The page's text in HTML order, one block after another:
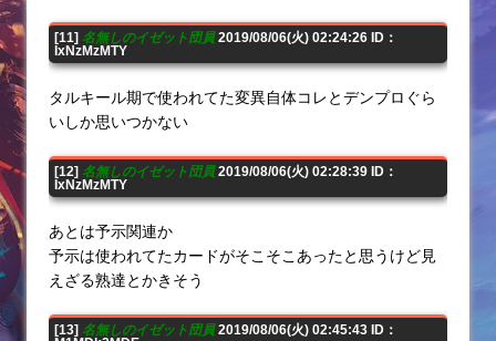
[11] 名無しのイゼット団員2019/08/06(火) 02:24:26 ID：
IxNzMzMTY
タルキール期で使われてた変異自体コレとデンプロぐら
いしか思いつかない
[12] 名無しのイゼット団員2019/08/06(火) 02:28:39 ID：
IxNzMzMTY
あとは予示関連か
予示は使われてたカードがそこそこあったと思うけど見
えざる熟達とかきそう
[13] 名無しのイゼット団員2019/08/06(火) 02:45:43 ID：